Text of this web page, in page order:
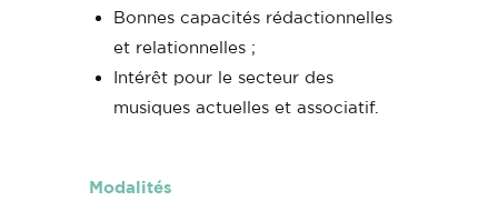
Bonnes capacités rédactionnelles
et relationnelles ;
Intérêt pour le secteur des
musiques actuelles et associatif.
Modalités